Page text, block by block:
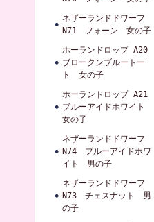
ネザーランドドワーフ
N71 フォーン 女の子
ホーランドロップ A20
ブロークンブルートー
ト 女の子
ホーランドロップ A21
ブルーアイドホワイト
女の子
ネザーランドドワーフ
N74 ブルーアイドホワ
イト 男の子
ネザーランドドワーフ
N73 チェスナット 男
の子